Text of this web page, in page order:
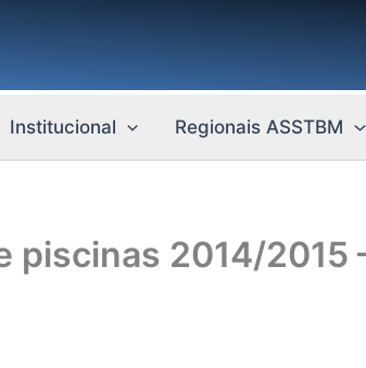
Institucional Regionais ASSTBM
piscinas 2014/2015